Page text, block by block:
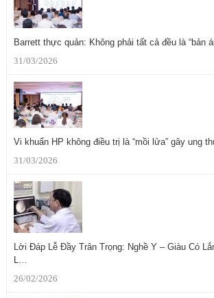
Barrett thực quản: Không phải tất cả đều là “bản
31/03/2026
Vi khuẩn HP không điều trị là “mồi lửa” gây ung
31/03/2026
Lời Đáp Lễ Đầy Trân Trọng: Nghề Y – Giàu Có
26/02/2026